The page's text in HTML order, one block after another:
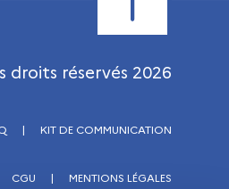
droits réservés 2026
| KIT DE COMMUNICATION
CGU | MENTIONS LÉGALES